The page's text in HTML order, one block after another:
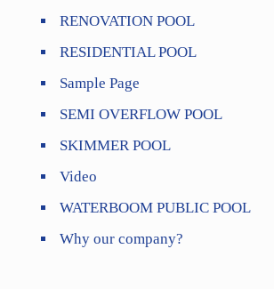
RENOVATION POOL
RESIDENTIAL POOL
Sample Page
SEMI OVERFLOW POOL
SKIMMER POOL
Video
WATERBOOM PUBLIC POOL
Why our company?